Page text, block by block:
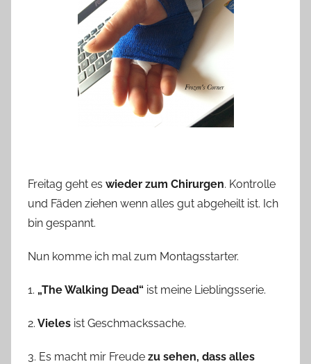
Freitag geht es wieder zum Chirurgen. Kontrolle
und Fäden ziehen wenn alles gut abgeheilt ist. Ich
bin gespannt.
Nun komme ich mal zum Montagsstarter.
1. „The Walking Dead“ ist meine Lieblingsserie.
2. Vieles ist Geschmackssache.
3. Es macht mir Freude zu sehen, dass alles